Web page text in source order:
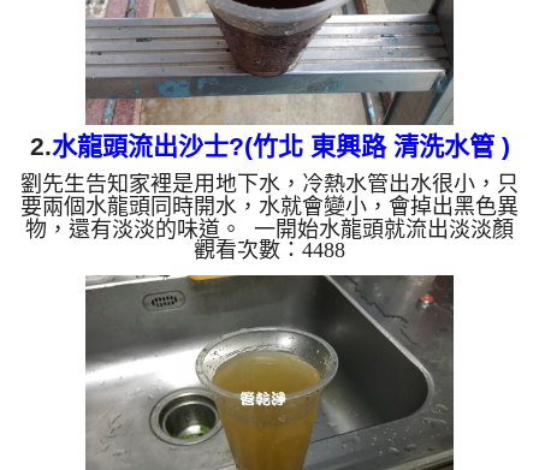
2.水龍頭流出沙士?(竹北 東興路 清洗水管 )
劉先生告知家裡是用地下水，冷熱水管出水很小，只
要兩個水龍頭同時開水，水就會變小，會掉出黑色異
物，還有淡淡的味道。 一開始水龍頭就流出淡淡顏
色的水，一下變成了黑色，還散發出臭味，這不是來
源的問題，是水管裡面陳積多年的汙垢。 水管裡的
異物不斷流出來，水的顏色慢慢變成透明，髒東西也
越來越少，最後變成乾淨的清水。 清洗水管 是利用
高週波水管清洗機 ，把檸檬酸打入水管，讓水管管
壁的鐵鏽及生物膜軟化，透過空氣與水混合，產生阻
力，這時高周波就會把生物膜、淤泥等等雜質沖出
來。 有時候把水塔...
觀看次數：4488